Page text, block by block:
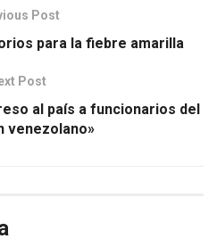
Post
para la fiebre amarilla
Post
al país a funcionarios del
venezolano»